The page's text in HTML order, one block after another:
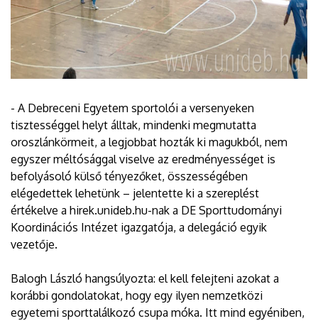
- A Debreceni Egyetem sportolói a versenyeken
tisztességgel helyt álltak, mindenki megmutatta
oroszlánkörmeit, a legjobbat hozták ki magukból, nem
egyszer méltósággal viselve az eredményességet is
befolyásoló külső tényezőket, összességében
elégedettek lehetünk – jelentette ki a szereplést
értékelve a hirek.unideb.hu-nak a DE Sporttudományi
Koordinációs Intézet igazgatója, a delegáció egyik
vezetője.
Balogh László hangsúlyozta: el kell felejteni azokat a
korábbi gondolatokat, hogy egy ilyen nemzetközi
egyetemi sporttalálkozó csupa móka. Itt mind egyéniben,